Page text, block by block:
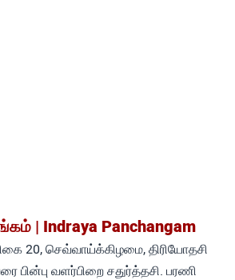
| Indraya Panchangam
20, செவ்வாய்க்கிழமை, திரியோதசி
பின்பு வளர்பிறை சதுர்த்தசி. பரணி